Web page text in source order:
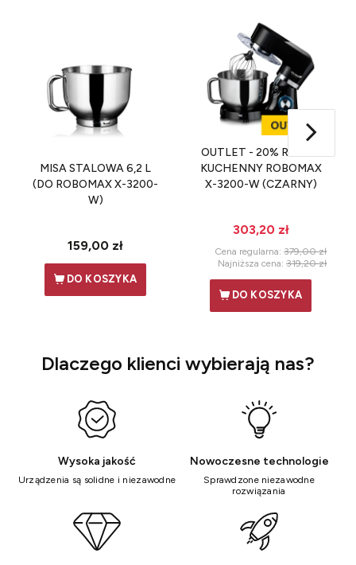
MISA STALOWA 6,2 L
(DO ROBOMAX X-3200-
W)
159,00 zł
DO KOSZYKA
OUTLET - 20% ROBOT
KUCHENNY ROBOMAX
X-3200-W (CZARNY)
303,20 zł
Cena regularna: 379,00 zł
Najniższa cena: 319,20 zł
DO KOSZYKA
Dlaczego klienci wybierają nas?
Wysoka jakość
Urządzenia są solidne i niezawodne
Nowoczesne technologie
Sprawdzone niezawodne
rozwiązania